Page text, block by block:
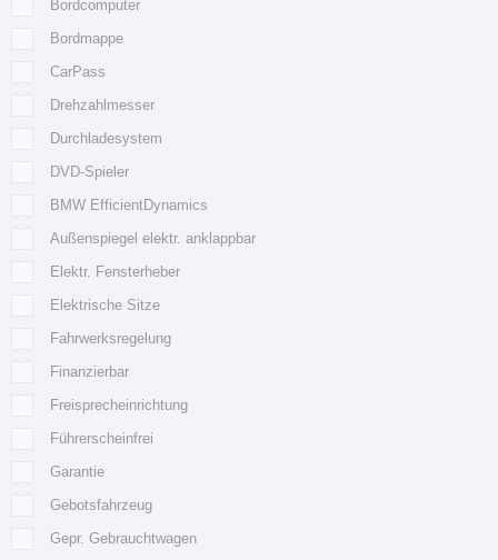
Bordcomputer
Bordmappe
CarPass
Drehzahlmesser
Durchladesystem
DVD-Spieler
BMW EfficientDynamics
Außenspiegel elektr. anklappbar
Elektr. Fensterheber
Elektrische Sitze
Fahrwerksregelung
Finanzierbar
Freisprecheinrichtung
Führerscheinfrei
Garantie
Gebotsfahrzeug
Gepr. Gebrauchtwagen